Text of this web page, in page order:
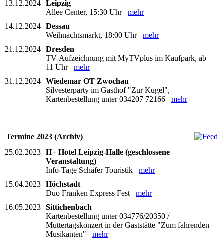
13.12.2024 Leipzig
Allee Center, 15:30 Uhr mehr
14.12.2024 Dessau
Weihnachtsmarkt, 18:00 Uhr mehr
21.12.2024 Dresden
TV-Aufzeichnung mit MyTVplus im Kaufpark, ab
11 Uhr mehr
31.12.2024 Wiedemar OT Zwochau
Silvesterparty im Gasthof "Zur Kugel",
Kartenbestellung unter 034207 72166 mehr
Termine 2023 (Archiv)
25.02.2023 H+ Hotel Leipzig-Halle (geschlossene
Veranstaltung)
Info-Tage Schäfer Touristik mehr
15.04.2023 Höchstadt
Duo Franken Express Fest mehr
16.05.2023 Sittichenbach
Kartenbestellung unter 034776/20350 /
Muttertagskonzert in der Gaststätte "Zum fahrenden
Musikanten" mehr